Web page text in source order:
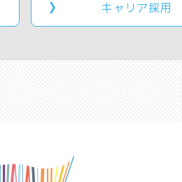
キャリア採用